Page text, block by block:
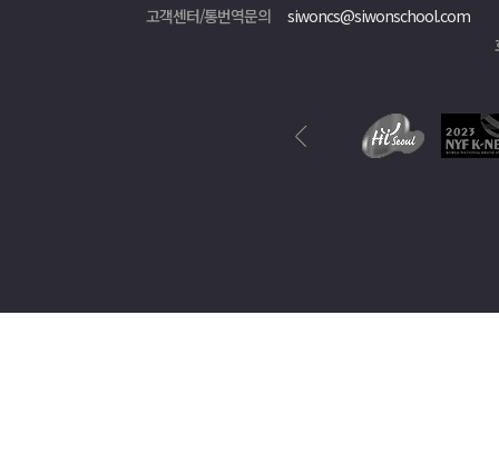
고객센터/통번역문의
siwoncs@siwonschool.com